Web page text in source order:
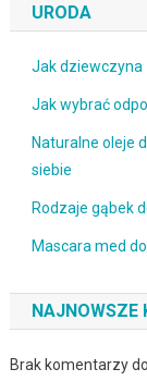
URODA
Jak dziewczyna
Jak wybrać
Naturalne oleje
siebie
Rodzaje gąbek
Mascara med
NAJNOWSZE
Brak komentarzy